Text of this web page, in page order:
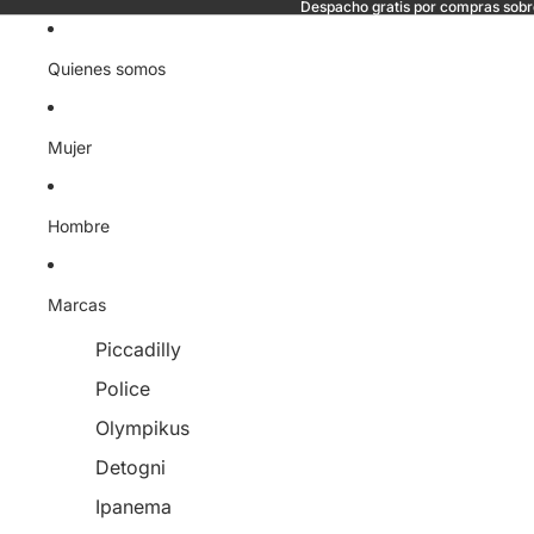
Despacho gratis por compras
Quienes somos
Mujer
Hombre
Marcas
Piccadilly
Police
Olympikus
Detogni
Ipanema